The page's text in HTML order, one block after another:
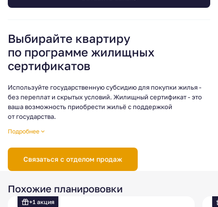
Выбирайте квартиру
по программе жилищных
сертификатов
Используйте государственную субсидию для покупки жилья -
без переплат и скрытых условий. Жилищный сертификат - это
ваша возможность приобрести жильё с поддержкой
от государства.
разобраться в деталях и подобрать квартиру под условия
Условия программы могут различаться в зависимости
требования и порядок действий в отделе продаж.
Подробнее
Связаться с отделом продаж
Похожие планирововки
+1 акция